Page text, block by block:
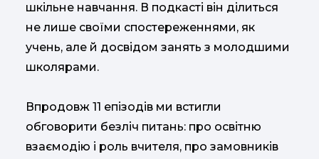
шкільне навчання. В подкасті він ділиться
не лише своїми спостереженнями, як
учень, але й досвідом занять з молодшими
школярами.
Впродовж 11 епізодів ми встигли
обговорити безліч питань: про освітню
взаємодію і роль вчителя, про замовників